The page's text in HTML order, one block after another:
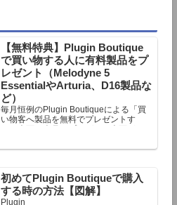
【無料特典】Plugin Boutique
で買い物する人に有料製品をプ
レゼント（Melodyne 5
EssentialやArturia、D16製品な
ど）
毎月恒例のPlugin Boutiqueによる「買
い物客へ製品を無料でプレゼントす
る」企画。今月もプレゼント企画が用
定額以上のお金を出して何かを購入す
終了予定日：日本時間：6/1（月…
初めてPlugin Boutiqueで購入
する時の方法【図解】
Plugin